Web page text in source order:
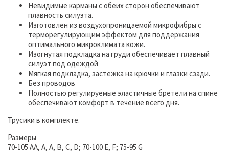
Невидимые карманы с обеих сторон обеспечивают
плавность силуэта.
Изготовлен из воздухопроницаемой микрофибры с
терморегулирующим эффектом для поддержания
оптимального микроклимата кожи.
Изогнутая подкладка на груди обеспечивает плавный
силуэт под одеждой
Мягкая подкладка, застежка на крючки и глазки сзади.
Без проводов
Полностью регулируемые эластичные бретели на спине
обеспечивают комфорт в течение всего дня.
Трусики в комплекте.
Размеры
70-105 AA, A, A, B, C, D; 70-100 E, F; 75-95 G